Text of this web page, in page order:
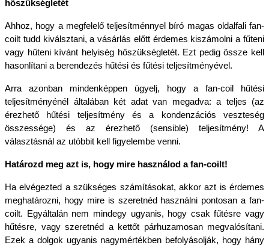
hőszükségletét
Ahhoz, hogy a megfelelő teljesítménnyel bíró magas oldalfali fan-
coilt tudd kiválsztani, a vásárlás előtt érdemes kiszámolni a fűteni
vagy hűteni kívánt helyiség hőszükségletét. Ezt pedig össze kell
hasonlítani a berendezés hűtési és fűtési teljesítményével.
Arra azonban mindenképpen ügyelj, hogy a fan-coil hűtési
teljesítményénél általában két adat van megadva: a teljes (az
érezhető hűtési teljesítmény és a kondenzációs veszteség
összessége) és az érezhető (sensible) teljesítmény! A
választásnál az utóbbit kell figyelembe venni.
Határozd meg azt is, hogy mire használod a fan-coilt!
Ha elvégezted a szükséges számításokat, akkor azt is érdemes
meghatározni, hogy mire is szeretnéd használni pontosan a fan-
coilt. Egyáltalán nem mindegy ugyanis, hogy csak fűtésre vagy
hűtésre, vagy szeretnéd a kettőt párhuzamosan megvalósítani.
Ezek a dolgok ugyanis nagymértékben befolyásolják, hogy hány